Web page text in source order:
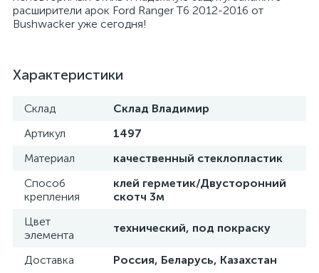
расширители арок Ford Ranger T6 2012-2016 от
Bushwacker уже сегодня!
Характеристики
Склад
Склад Владимир
Артикул
1497
Материал
качественный стеклопластик
Способ
крепления
клей герметик/Двусторонний
скотч 3м
Цвет
элемента
технический, под покраску
Доставка Россия, Беларусь, Казахстан